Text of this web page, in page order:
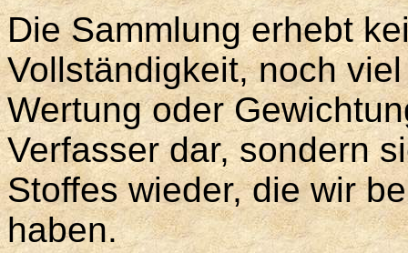
Die Sammlung erhebt
Vollständigkeit, noch
Wertung oder
Verfasser dar, sondern
Stoffes wieder, die wir
haben.